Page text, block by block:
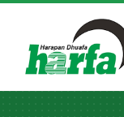
content